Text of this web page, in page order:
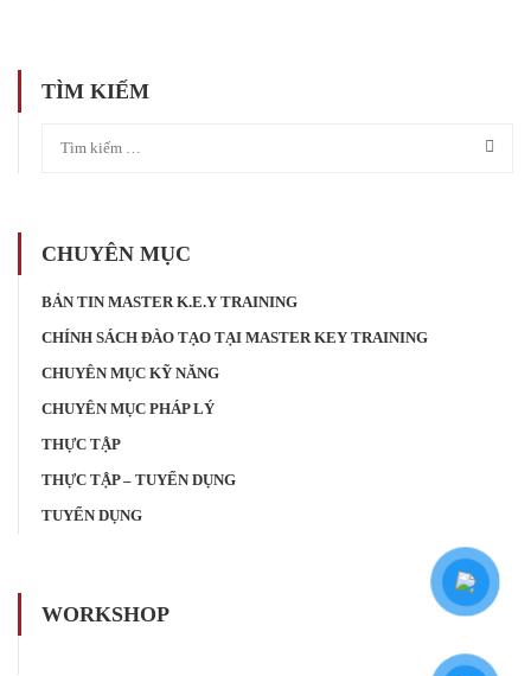
TÌM KIẾM
CHUYÊN MỤC
BẢN TIN MASTER K.E.Y TRAINING
CHÍNH SÁCH ĐÀO TẠO TẠI MASTER KEY TRAINING
CHUYÊN MỤC KỸ NĂNG
CHUYÊN MỤC PHÁP LÝ
THỰC TẬP
THỰC TẬP – TUYỂN DỤNG
TUYỂN DỤNG
WORKSHOP